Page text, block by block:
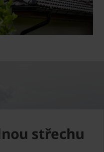
střechu